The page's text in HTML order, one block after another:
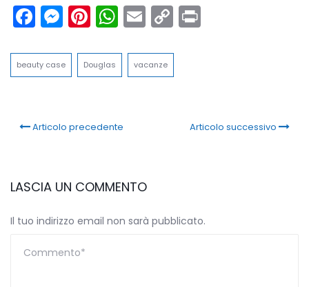
Facebook
Messenger
Pinterest
WhatsApp
Email
Copy
Link
beauty case Douglas vacanze
Articolo precedente Articolo successivo
LASCIA UN COMMENTO
Il tuo indirizzo email non sarà pubblicato.